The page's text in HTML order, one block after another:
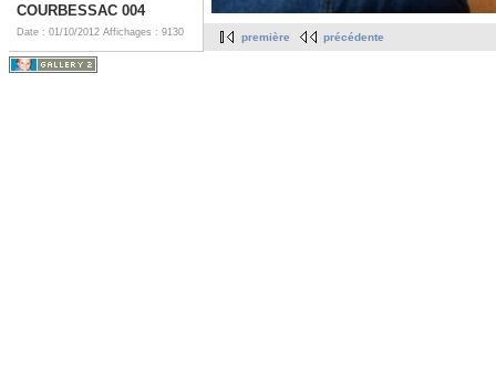
COURBESSAC 004
Date : 01/10/2012 Affichages : 9130 première précédente